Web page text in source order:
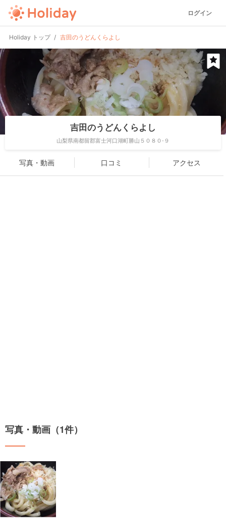
ログイン
Holiday トップ 吉田のうどんくらよし
吉田のうどんくらよし
山梨県南都留郡富士河口湖町勝山５０８０-９
写真・動画 口コミ アクセス
写真・動画（1件）